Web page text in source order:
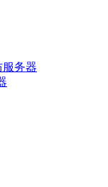
服务器